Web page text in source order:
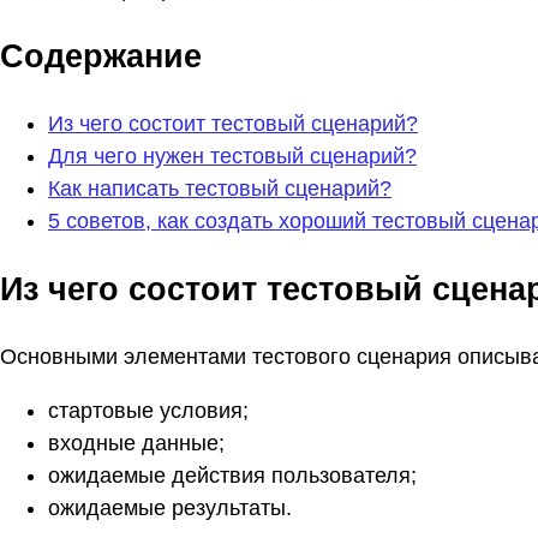
Содержание
Из чего состоит тестовый сценарий?
Для чего нужен тестовый сценарий?
Как написать тестовый сценарий?
5 советов, как создать хороший тестовый
Из чего состоит тестовый
Основными элементами тестового сценария
стартовые условия;
входные данные;
ожидаемые действия пользователя;
ожидаемые результаты.